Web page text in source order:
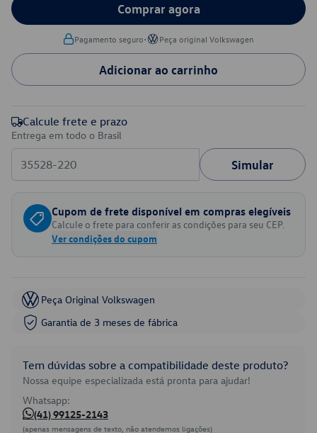
Comprar agora
Pagamento seguro• Peça original Volkswagen
Adicionar ao carrinho
Calcule frete e prazo
Entrega em todo o Brasil
Simular
Cupom de frete disponível em compras elegíveis
Calcule o frete para conferir as condições para seu CEP.
Ver condições do cupom
Peça Original Volkswagen
Garantia de 3 meses de fábrica
Tem dúvidas sobre a compatibilidade deste produto?
Nossa equipe especializada está pronta para ajudar!
Whatsapp:
(41) 99125-2143
(apenas mensagens de texto, não atendemos ligações)